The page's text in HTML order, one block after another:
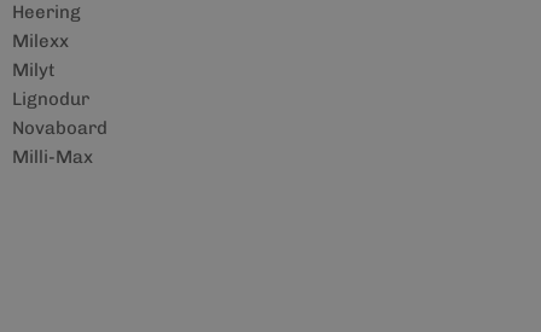
Heering
Milexx
Milyt
Lignodur
Novaboard
Milli-Max